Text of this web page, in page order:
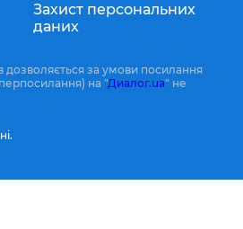
Захист персональних
даних
дозволяється за умови посилання
на "Диалог.ua" не